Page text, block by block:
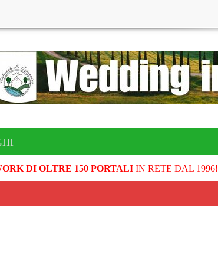
DI OLTRE 150 PORTALIIN RETE DAL 1996!